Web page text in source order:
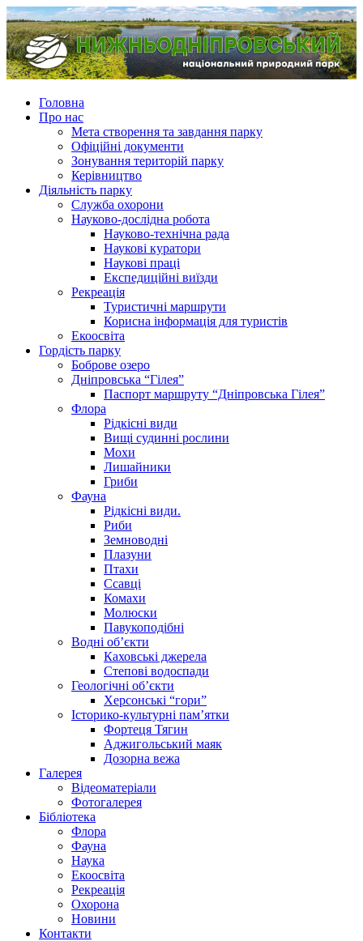
Головна
Про нас
Мета створення та завдання парку
Офіційні документи
Зонування територій парку
Керівництво
Діяльність парку
Служба охорони
Науково-дослідна робота
Науково-технічна рада
Наукові куратори
Наукові праці
Експедиційні виїзди
Рекреація
Туристичні маршрути
Корисна інформація для туристів
Екоосвіта
Гордість парку
Боброве озеро
Дніпровська “Гілея”
Паспорт маршруту “Дніпровська Гілея”
Флора
Рідкісні види
Вищі судинні рослини
Мохи
Лишайники
Гриби
Фауна
Рідкісні види.
Риби
Земноводні
Плазуни
Птахи
Ссавці
Комахи
Молюски
Павукоподібні
Водні об’єкти
Каховські джерела
Степові водоспади
Геологічні об’єкти
Херсонські “гори”
Історико-культурні пам’ятки
Фортеця Тягин
Аджигольський маяк
Дозорна вежа
Галерея
Відеоматеріали
Фотогалерея
Бібліотека
Флора
Фауна
Наука
Екоосвіта
Рекреація
Охорона
Новини
Контакти